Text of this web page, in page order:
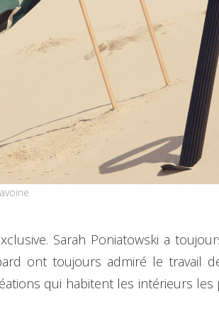
Sarah Poniatowski a
ont toujours admiré le travail
qui habitent les intérieurs